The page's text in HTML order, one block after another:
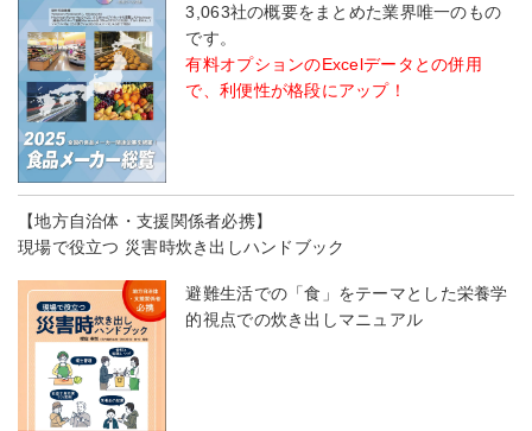
3,063社の概要をまとめた業界唯一のもの
です。
有料オプションのExcelデータとの併用
で、利便性が格段にアップ！
【地方自治体・支援関係者必携】
現場で役立つ 災害時炊き出しハンドブック
避難生活での「食」をテーマとした栄養学
的視点での炊き出しマニュアル